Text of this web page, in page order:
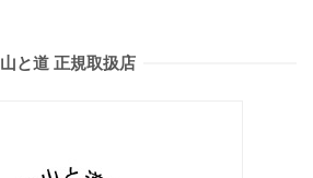
山と道 正規取扱店